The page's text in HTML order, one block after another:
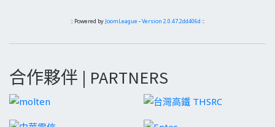
:: Powered by JoomLeague -Version 2.0.47.2dd406d ::
合作夥伴 | PARTNERS